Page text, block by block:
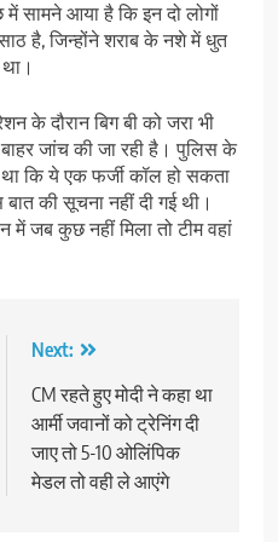
में सामने आया है कि इन दो लोगों
है, जिन्होंने शराब के नशे में धुत
के दौरान बिग बी को जरा भी
जांच की जा रही है। पुलिस के
कि ये एक फर्जी कॉल हो सकता
बात की सूचना नहीं दी गई थी।
में जब कुछ नहीं मिला तो टीम वहां
Next:
CM रहते हुए मोदी ने कहा था
आर्मी जवानों को ट्रेनिंग दी
जाए तो 5-10 ओलिंपिक
मेडल तो वही ले आएंगे